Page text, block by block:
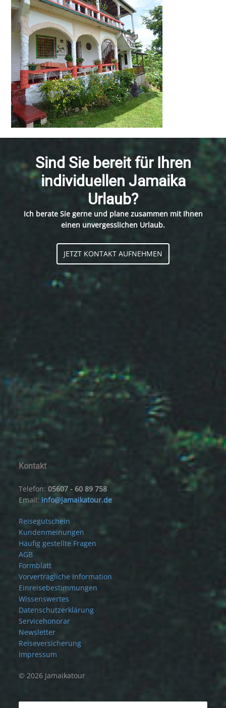
Sind Sie bereit für Ihren
individuellen Jamaika
Urlaub?
Ich berate Sie gerne und plane zusammen mit Ihnen
einen unvergesslichen Urlaub.
JETZT KONTAKT AUFNEHMEN
Kontakt
Telefon:05607 - 60 89 758
Email: info@jamaikatour.de
Reisegutschein
Kundenmeinungen
Häufig gestellte Fragen
AGB
Formblatt
Vorvertragliche Information
Einreisebestimmungen
Wissenswertes
Datenschutzerklärung
Servicehonorar
Newsletter
Reiseversicherung
Impressum
© 2026 Jamaikatour